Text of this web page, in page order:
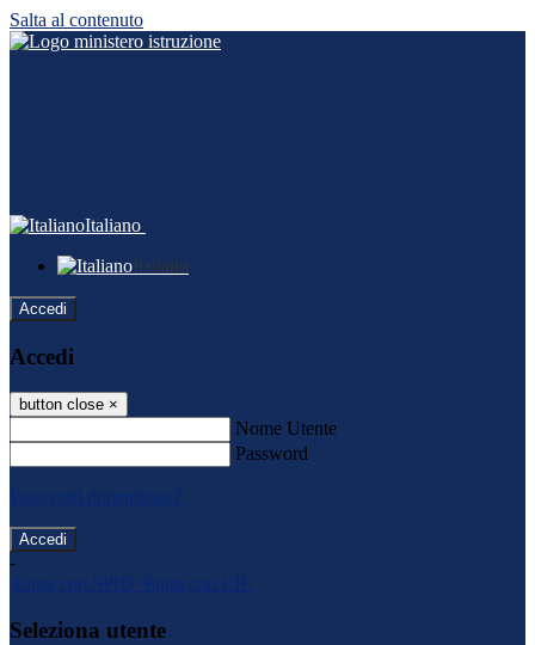
Salta al contenuto
Italiano
Italiano
Accedi
Accedi
button close ×
Nome Utente
Password
Password dimenticata?
-
Entra con SPID
Entra con CIE
Seleziona utente